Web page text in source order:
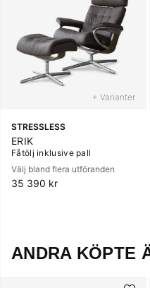
+ Varianter
STRESSLESS
ERIK
Fåtölj inklusive pall
Välj bland flera utföranden
35 390 kr
ANDRA KÖPTE